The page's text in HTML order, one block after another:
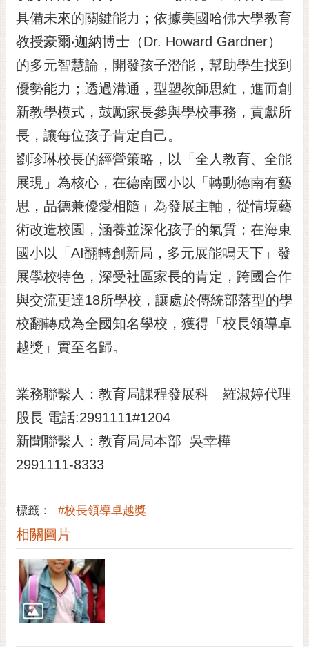
訂
閱
RSS
訂
閱
電
子
報
市
民
信
箱
English
日
本
語
隱
私
權
安
全
政
策
網
料
開
放
宣
告
市
府
具備未來的關鍵能力；依據美國哈佛大學教育
教授豪爾‧迦納博士（Dr. Howard Gardner）
的多元智慧論，開發孩子潛能，幫助學生找到
優勢能力；透過溝通，型塑教師思維，進而創
新教學模式，鼓勵家長參與學校事務，貢獻所
長，讓每位孩子肯定自己。
劉珍琳校長的經營策略，以「全人教育、全能
展現」為核心，在德南國小以「轉動德南有藝
思，品德兼優愛相隨」為發展主軸，從情境藝
術改造校園，涵養並深化孩子的氣質；在海東
國小以「AI翻轉創新局，多元展能鳴天下」發
展學校特色，深受社區家長的肯定，跨國合作
與交流更達18所學校，讓處於傳統部落型的學
校翻轉成為全國知名學校，獲得「校長領導卓
越獎」實至名歸。
業務聯繫人：教育局課程發展科 羅淑婷代理
股長 電話:2991111#1204
新聞聯繫人：教育局局本部 吳幸樺
2991111-8333
標籤： #校長領導卓越獎
相關圖片